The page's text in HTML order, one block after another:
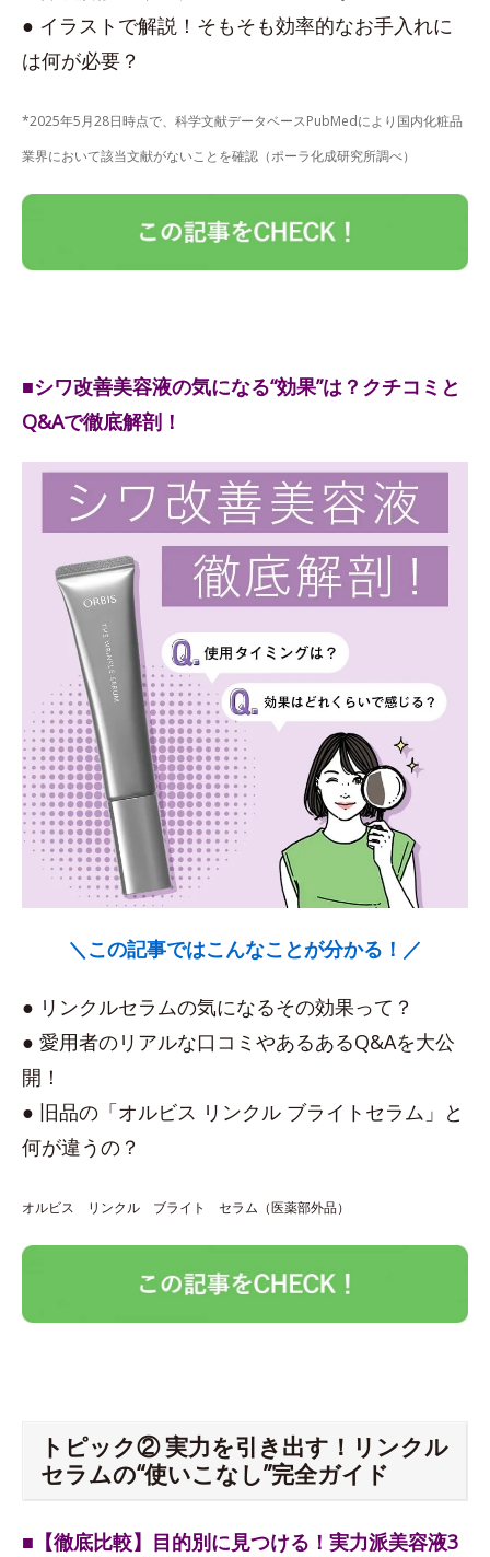
● イラストで解説！そもそも効率的なお手入れに
は何が必要？
*2025年5月28日時点で、科学文献データベースPubMedにより国内化粧品
業界において該当文献がないことを確認（ポーラ化成研究所調べ）
■シワ改善美容液の気になる“効果”は？クチコミと
Q&Aで徹底解剖！
＼この記事ではこんなことが分かる！／
● リンクルセラムの気になるその効果って？
● 愛用者のリアルな口コミやあるあるQ&Aを大公
開！
● 旧品の「オルビス リンクル ブライトセラム」と
何が違うの？
オルビス リンクル ブライト セラム（医薬部外品）
トピック② 実力を引き出す！リンクル
セラムの“使いこなし”完全ガイド
■【徹底比較】目的別に見つける！実力派美容液3